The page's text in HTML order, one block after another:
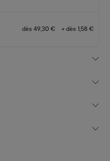
dès 49,30 € + dès 1,58 €